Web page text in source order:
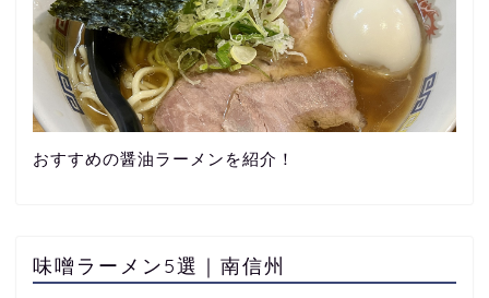
おすすめの醤油ラーメンを紹介！
味噌ラーメン5選｜南信州